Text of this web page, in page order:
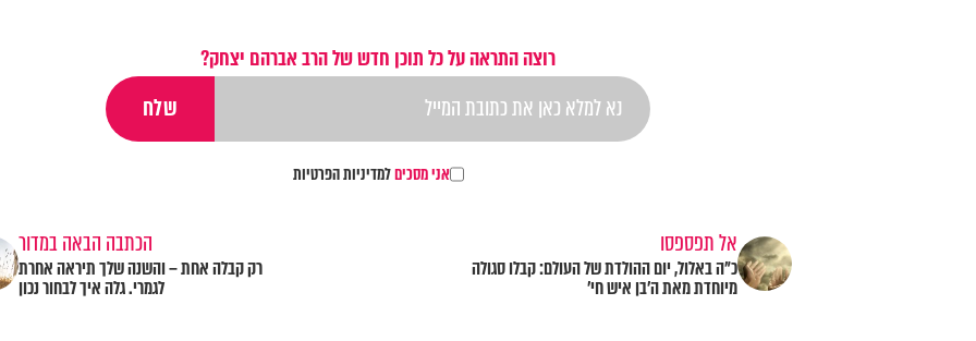
רוצה התראה על כל תוכן חדש של הרב אברהם יצחק?
אני מסכיםלמדיניות הפרטיות
אל תפספסו
כ"ה באלול, יום ההולדת של העולם: קבלו סגולה
מיוחדת מאת ה’בן איש חי’
הכתבה הבאה במדור
רק קבלה אחת – והשנה שלך תיראה אחרת
לגמרי. גלה איך לבחור נכון